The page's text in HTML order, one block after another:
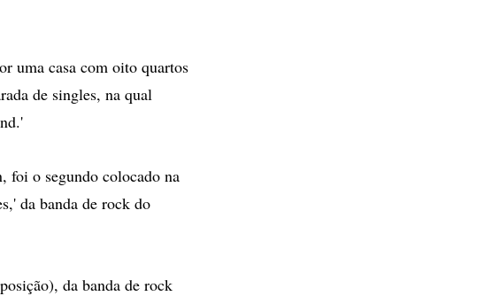
uma casa com oito quartos
de singles, na qual
foi o segundo colocado na
da banda de rock do
da banda de rock